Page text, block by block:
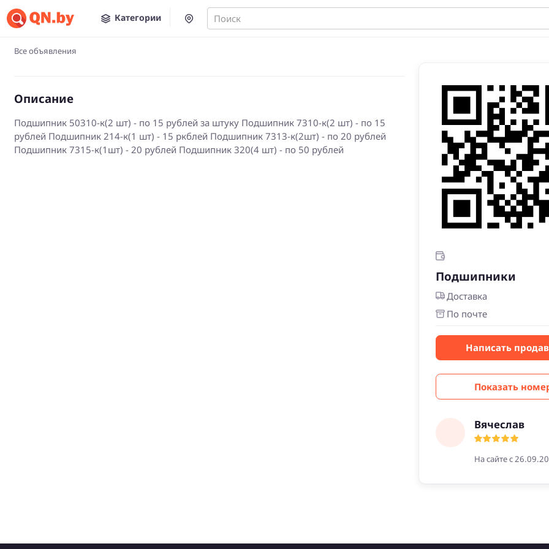
Категории Поиск
Все объявления
Описание
Подшипник 50310-к(2 шт) - по 15 рублей за штуку Подшипник 7310-к(2 шт) - по 15
рублей Подшипник 214-к(1 шт) - 15 ркблей Подшипник 7313-к(2шт) - по 20 рублей
Подшипник 7315-к(1шт) - 20 рублей Подшипник 320(4 шт) - по 50 рублей
Подшипники
Доставка
По почте
Написать
Показать
Вячеслав
На сайте с